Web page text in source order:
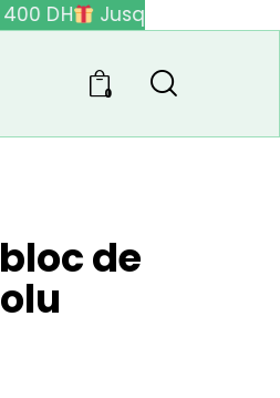
DH Jusqu'à 40% de
0
de